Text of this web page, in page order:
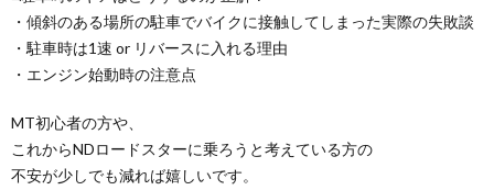
・傾斜のある場所の駐車でバイクに接触してしまった実際の失敗談
・駐車時は1速 or リバースに入れる理由
・エンジン始動時の注意点
MT初心者の方や、
これからNDロードスターに乗ろうと考えている方の
不安が少しでも減れば嬉しいです。